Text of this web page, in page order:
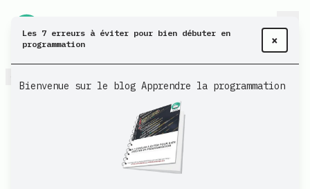
Réaliser un système
d'authentification avec Auth0
at
06:00 | (8 min de lecture)
Les 7 erreurs à éviter pour bien débuter en
programmation
×
Bienvenue sur le blog Apprendre la programmation